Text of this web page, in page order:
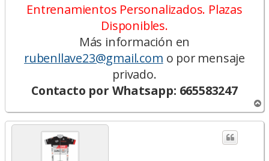
Entrenamientos Personalizados. Plazas
Disponibles.
Más información en
rubenllave23@gmail.com o por mensaje
privado.
Contacto por Whatsapp: 665583247
r
r